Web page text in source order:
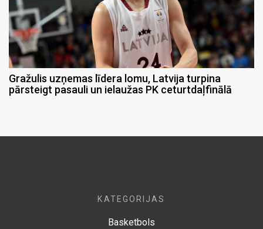
Gražulis uzņemas līdera lomu, Latvija turpina
pārsteigt pasauli un ielaužas PK ceturtdaļfinālā
KATEGORIJAS
Basketbols